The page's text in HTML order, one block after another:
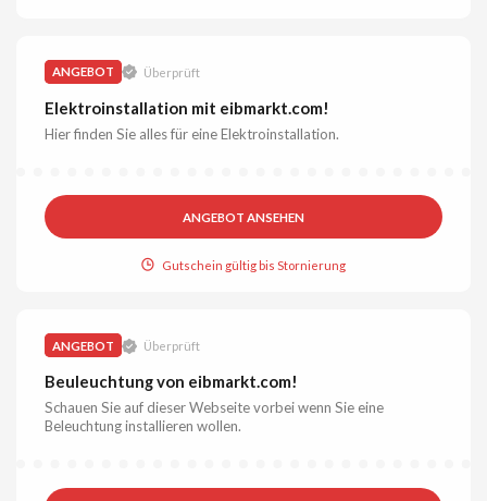
ANGEBOT Überprüft
Elektroinstallation mit eibmarkt.com!
Hier finden Sie alles für eine Elektroinstallation.
ANGEBOT ANSEHEN
Gutschein gültig bis Stornierung
ANGEBOT Überprüft
Beuleuchtung von eibmarkt.com!
Schauen Sie auf dieser Webseite vorbei wenn Sie eine
Beleuchtung installieren wollen.